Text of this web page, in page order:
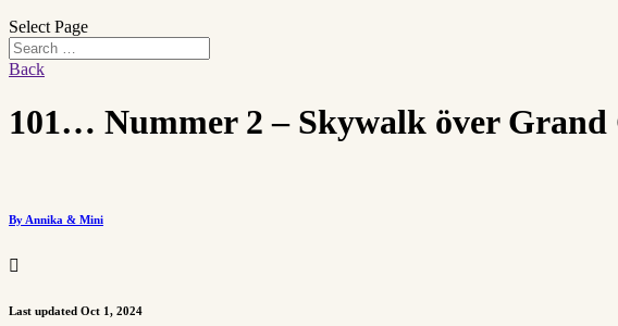
Select Page
Back
101… Nummer 2 – Skywalk över Grand
By Annika & Mini

Last updated Oct 1, 2024